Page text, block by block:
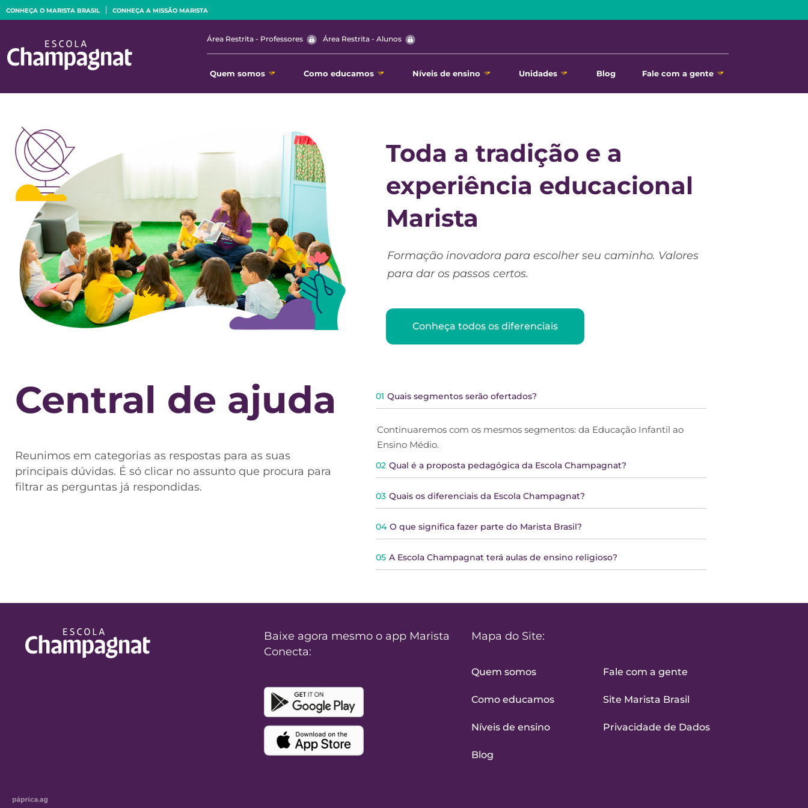
CONHEÇA O MARISTA BRASIL CONHEÇA A MISSÃO MARISTA
Área Restrita - Professores Área Restrita - Alunos
Quem somos Como educamos Níveis de ensino Unidades Blog Fale com a gente
Toda a tradição e a
experiência educacional
Marista
Formação inovadora para escolher seu caminho. Valores
para dar os passos certos.
Conheça todos os diferenciais
Central de ajuda
Reunimos em categorias as respostas para as suas
principais dúvidas. É só clicar no assunto que procura para
filtrar as perguntas já respondidas.
01 Quais segmentos serão ofertados?
Continuaremos com os mesmos segmentos: da Educação Infantil ao
Ensino Médio.
02 Qual é a proposta pedagógica da Escola Champagnat?
03 Quais os diferenciais da Escola Champagnat?
04 O que significa fazer parte do Marista Brasil?
05 A Escola Champagnat terá aulas de ensino religioso?
Baixe agora mesmo o app Marista
Conecta:
Mapa do Site:
Quem somos
Como educamos
Níveis de ensino
Blog
Fale com a gente
Site Marista Brasil
Privacidade de Dados